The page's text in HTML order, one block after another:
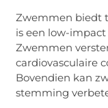
Zwemmen biedt
is een low-
Zwemmen
cardiovasculaire
Bovendien kan
stemming